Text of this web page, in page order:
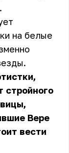
на белые
стройного
Вере
вести